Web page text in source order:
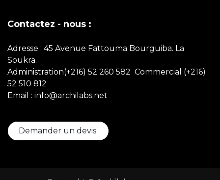
Contactez - nous :
Adresse : 45 Avenue Fattouma Bourguiba. La
Soukra.
Administration(+216) 52 260 582 Commercial (+216)
52 510 812
Email : info@archilabs.net
Demander un devis